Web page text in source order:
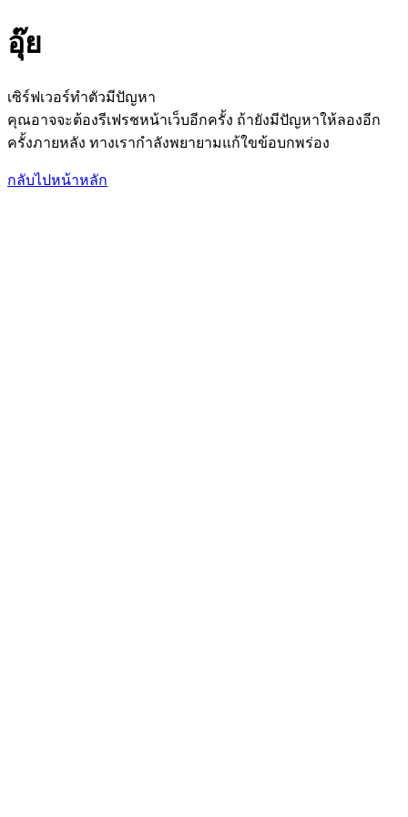
อุ๊ย
เซิร์ฟเวอร์ทำตัวมีปัญหา
คุณอาจจะต้องรีเฟรชหน้าเว็บอีกครั้ง ถ้ายังมีปัญหาให้ลองอีก
ครั้งภายหลัง ทางเรากำลังพยายามแก้ใขข้อบกพร่อง
กลับไปหน้าหลัก